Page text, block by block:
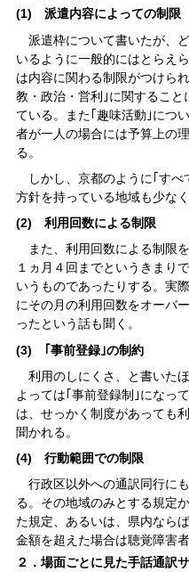
(1) 派遣内容によっての制限
派遣枠について書いたが、
いるように一般的にはとらえ
は内容に関わる制限がつけら
教・政治・営利｣に関するこ
ている。また｢趣味活動｣につ
者が一人の場合には予算上の
る。
しかし、京都のように｢すべ
方針を持っている地域も少なく
(2) 利用回数による制限
また、利用回数による制限
１ヵ月４回までというきまり
いうものであったりする。実
にその月の利用回数をオーバ
ったという話も聞く。
(3) ｢事前登録｣の制約
利用のしにくさ、と書いた
よっては｢事前登録制｣になっ
は、せっかく制度があっても
聞かれる。
(4) 行動範囲での制限
行政区以外への通訳同行に
る。その地域のみとする規定
た規定、あるいは、県内なら
金額を超えた場合は聴覚障害
２．場面ごとに見た手話通訳